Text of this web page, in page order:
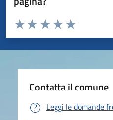
Valuta da 1 a 5 stelle la pagina
Valuta 5
Valuta 4 stelle su
Valuta 3 stelle su 5
Valuta 2 stelle su 5
Valuta 1 stelle su 5
Contatta il comune
Leggi le domande